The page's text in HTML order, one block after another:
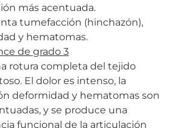
más acentuada.
tumefacción (hinchazón),
y hematomas.
de grado 3
rotura completa del tejido
El dolor es intenso, la
deformidad y hematomas son
y se produce una
funcional de la articulación